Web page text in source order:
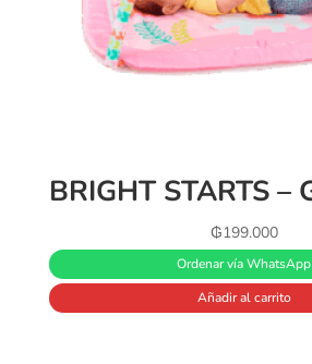
₲199.000
Ordenar vía WhatsApp
Añadir al carrito